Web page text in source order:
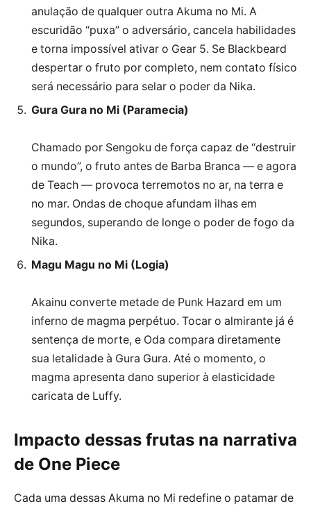
anulação de qualquer outra Akuma no Mi. A
escuridão “puxa” o adversário, cancela habilidades
e torna impossível ativar o Gear 5. Se Blackbeard
despertar o fruto por completo, nem contato físico
será necessário para selar o poder da Nika.
Gura Gura no Mi (Paramecia)
Chamado por Sengoku de força capaz de “destruir
o mundo”, o fruto antes de Barba Branca — e agora
de Teach — provoca terremotos no ar, na terra e
no mar. Ondas de choque afundam ilhas em
segundos, superando de longe o poder de fogo da
Nika.
Magu Magu no Mi (Logia)
Akainu converte metade de Punk Hazard em um
inferno de magma perpétuo. Tocar o almirante já é
sentença de morte, e Oda compara diretamente
sua letalidade à Gura Gura. Até o momento, o
magma apresenta dano superior à elasticidade
caricata de Luffy.
Impacto dessas frutas na narrativa
de One Piece
Cada uma dessas Akuma no Mi redefine o patamar de